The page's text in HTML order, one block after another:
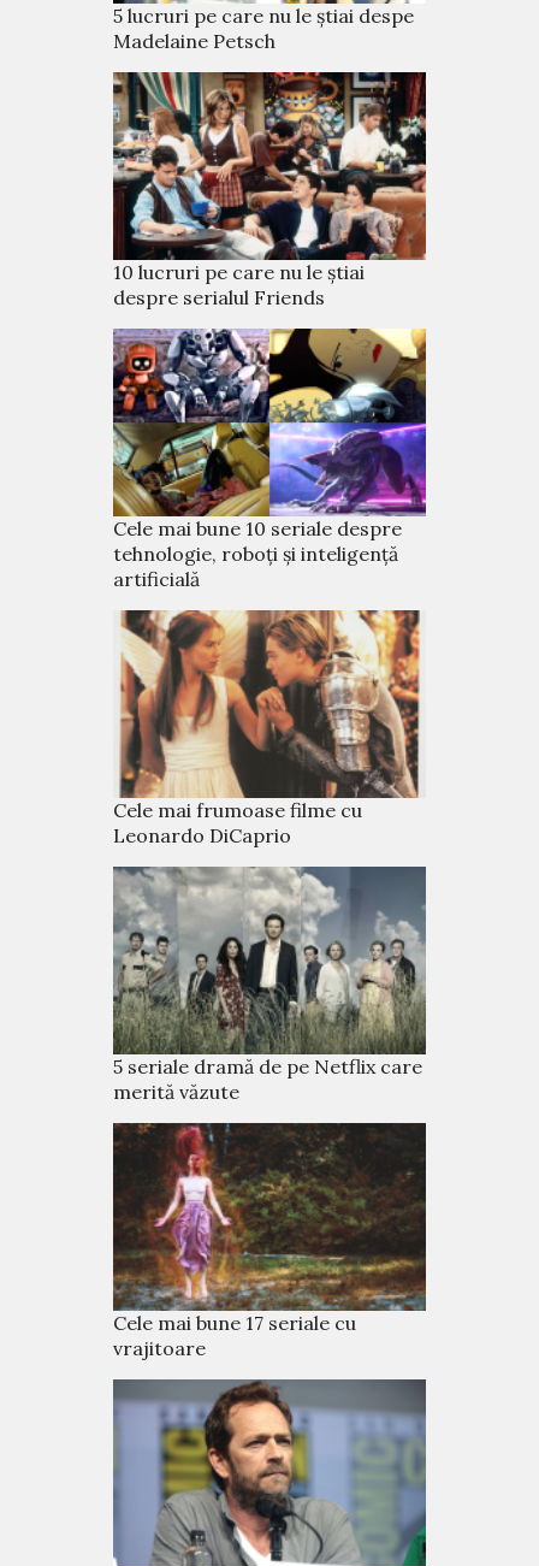
5 lucruri pe care nu le știai despe
Madelaine Petsch
10 lucruri pe care nu le știai
despre serialul Friends
Cele mai bune 10 seriale despre
tehnologie, roboți și inteligență
artificială
Cele mai frumoase filme cu
Leonardo DiCaprio
5 seriale dramă de pe Netflix care
merită văzute
Cele mai bune 17 seriale cu
vrajitoare